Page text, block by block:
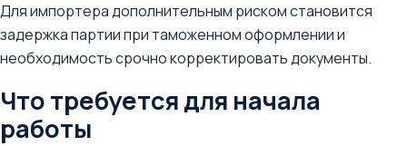
Для импортера дополнительным риском становится
задержка партии при таможенном оформлении и
необходимость срочно корректировать документы.
Что требуется для начала
работы